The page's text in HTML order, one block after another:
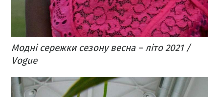
Модні сережки сезону весна – літо 2021 /
Vogue